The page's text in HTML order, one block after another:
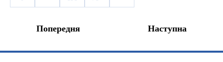
Попередня Наступна